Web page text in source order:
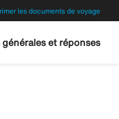
les documents de voyage
et réponses